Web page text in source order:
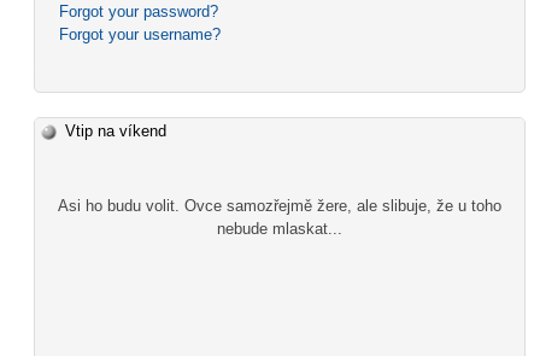
Forgot your password?
Forgot your username?
Vtip na víkend
Asi ho budu volit. Ovce samozřejmě žere, ale slibuje, že u toho
nebude mlaskat...